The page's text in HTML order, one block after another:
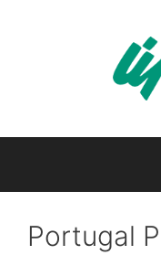
Portugal